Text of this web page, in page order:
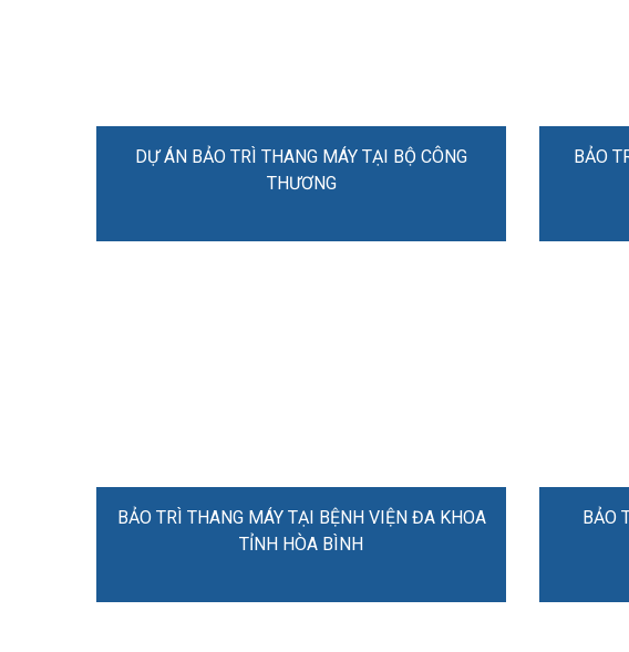
DỰ ÁN BẢO TRÌ THANG MÁY TẠI BỘ CÔNG
THƯƠNG
BẢO
BẢO TRÌ THANG MÁY TẠI BỆNH VIỆN ĐA KHOA
TỈNH HÒA BÌNH
BẢO